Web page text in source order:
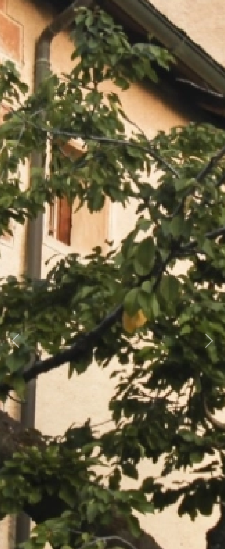
Previous Next